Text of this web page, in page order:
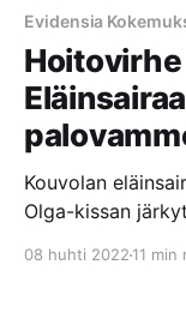
Evidensia
Kouvolan
Olga-kissan
08 huhti 2022 11 min